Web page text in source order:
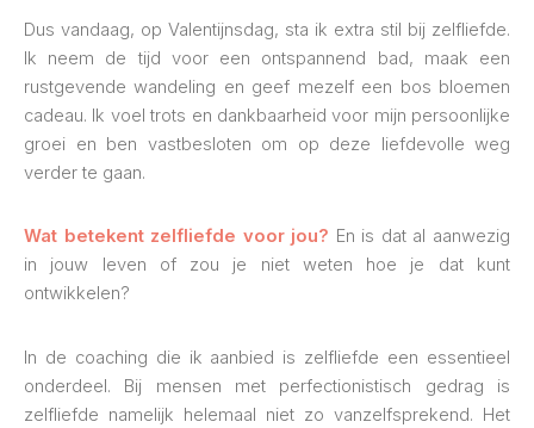
Dus vandaag, op Valentijnsdag, sta ik extra stil bij zelfliefde.
Ik neem de tijd voor een ontspannend bad, maak een
rustgevende wandeling en geef mezelf een bos bloemen
cadeau. Ik voel trots en dankbaarheid voor mijn persoonlijke
groei en ben vastbesloten om op deze liefdevolle weg
verder te gaan.
Wat betekent zelfliefde voor jou? En is dat al aanwezig
in jouw leven of zou je niet weten hoe je dat kunt
ontwikkelen?
In de coaching die ik aanbied is zelfliefde een essentieel
onderdeel. Bij mensen met perfectionistisch gedrag is
zelfliefde namelijk helemaal niet zo vanzelfsprekend. Het